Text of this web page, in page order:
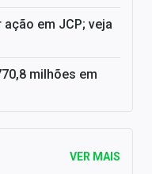
ação em JCP; veja
milhões em
VER MAIS